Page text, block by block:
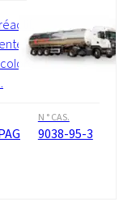
N ° CAS.
9038-95-3